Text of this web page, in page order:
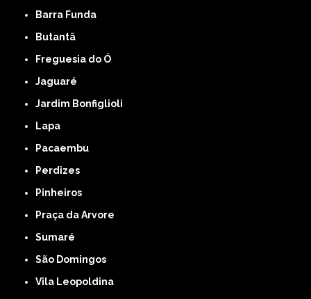
Barra Funda
Butantã
Freguesia do Ó
Jaguaré
Jardim Bonfiglioli
Lapa
Pacaembu
Perdizes
Pinheiros
Praça da Arvore
Sumaré
São Domingos
Vila Leopoldina